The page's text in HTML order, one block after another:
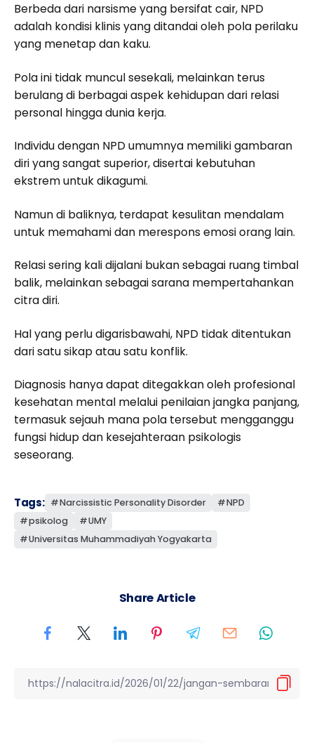
Berbeda dari narsisme yang bersifat cair, NPD
adalah kondisi klinis yang ditandai oleh pola perilaku
yang menetap dan kaku.
Pola ini tidak muncul sesekali, melainkan terus
berulang di berbagai aspek kehidupan dari relasi
personal hingga dunia kerja.
Individu dengan NPD umumnya memiliki gambaran
diri yang sangat superior, disertai kebutuhan
ekstrem untuk dikagumi.
Namun di baliknya, terdapat kesulitan mendalam
untuk memahami dan merespons emosi orang lain.
Relasi sering kali dijalani bukan sebagai ruang timbal
balik, melainkan sebagai sarana mempertahankan
citra diri.
Hal yang perlu digarisbawahi, NPD tidak ditentukan
dari satu sikap atau satu konflik.
Diagnosis hanya dapat ditegakkan oleh profesional
kesehatan mental melalui penilaian jangka panjang,
termasuk sejauh mana pola tersebut mengganggu
fungsi hidup dan kesejahteraan psikologis
seseorang.
Tags: Narcissistic Personality Disorder
NPD
psikolog
UMY
Universitas Muhammadiyah Yogyakarta
Share Article